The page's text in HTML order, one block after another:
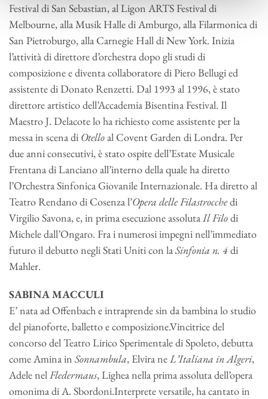
Festival di San Sebastian, al Ligon ARTS Festival di
Melbourne, alla Musik Halle di Amburgo, alla Filarmonica di
San Pietroburgo, alla Carnegie Hall di New York. Inizia
l’attività di direttore d’orchestra dopo gli studi di
composizione e diventa collaboratore di Piero Bellugi ed
assistente di Donato Renzetti. Dal 1993 al 1996, è stato
direttore artistico dell’Accademia Bisentina Festival. Il
Maestro J. Delacote lo ha richiesto come assistente per la
messa in scena di Otelloal Covent Garden di Londra. Per
due anni consecutivi, è stato ospite dell’Estate Musicale
Frentana di Lanciano all’interno della quale ha diretto
l’Orchestra Sinfonica Giovanile Internazionale. Ha diretto al
Teatro Rendano di Cosenza l’Opera delle Filastrocchedi
Virgilio Savona, e, in prima esecuzione assolutaIl Filodi
Michele dall’Ongaro. Fra i numerosi impegni nell’immediato
futuro il debutto negli Stati Uniti con laSinfonia n. 4di
Mahler.
SABINA MACCULI
E’ nata ad Offenbach e intraprende sin da bambina lo studio
del pianoforte, balletto e composizione.Vincitrice del
concorso del Teatro Lirico Sperimentale di Spoleto, debutta
come Amina inSonnambula, Elvira neL’Italiana in Algeri,
Adele nelFledermaus, Lighea nella prima assoluta dell’opera
omonima di A. Sbordoni.Interprete versatile, ha cantato in